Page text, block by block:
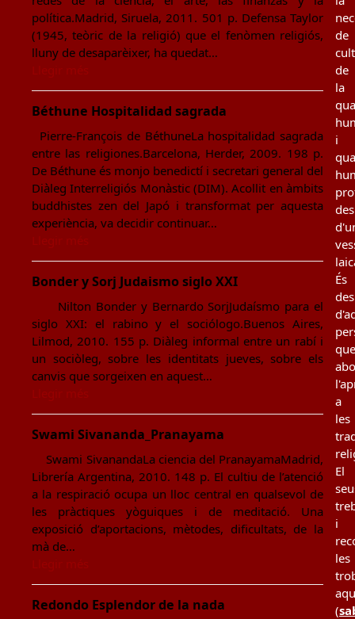
política.Madrid, Siruela, 2011. 501 p. Defensa Taylor
(1945, teòric de la religió) que el fenòmen religiós,
lluny de desaparèixer, ha quedat…
Béthune Hospitalidad sagrada
Pierre-François de BéthuneLa hospitalidad sagrada
entre las religiones.Barcelona, Herder, 2009. 198 p.
De Béthune és monjo benedictí i secretari general del
Diàleg Interreligiós Monàstic (DIM). Acollit en àmbits
buddhistes zen del Japó i transformat per aquesta
experiència, va decidir continuar…
Bonder y Sorj Judaismo siglo XXI
Nilton Bonder y Bernardo SorjJudaísmo para el
siglo XXI: el rabino y el sociólogo.Buenos Aires,
Lilmod, 2010. 155 p. Diàleg informal entre un rabí i
un sociòleg, sobre les identitats jueves, sobre els
canvis que sorgeixen en aquest…
Swami Sivananda_Pranayama
Swami SivanandaLa ciencia del PranayamaMadrid,
Librería Argentina, 2010. 148 p. El cultiu de l’atenció
a la respiració ocupa un lloc central en qualsevol de
les pràctiques yòguiques i de meditació. Una
exposició d’aportacions, mètodes, dificultats, de la
mà de…
Redondo Esplendor de la nada
de
de
la
i
des
És
des
que
a
les
El
i
les
(